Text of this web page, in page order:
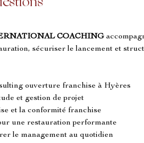
COACHING
sécuriser le lancement et
ouverture franchise à Hyères
et gestion de projet
et la conformité franchise
une restauration performante
le management au quotidien